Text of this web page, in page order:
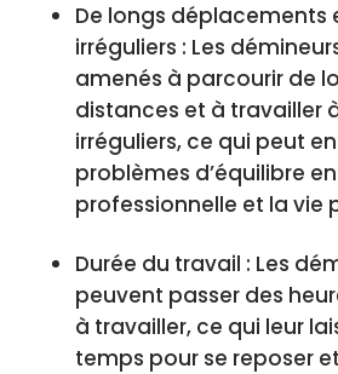
De longs déplacements
irréguliers : Les
amenés à parcourir de
distances et à travailler
irréguliers, ce qui peut
problèmes d’équilibre
professionnelle et la vie
Durée du travail : Les
peuvent passer des
à travailler, ce qui leur
temps pour se reposer